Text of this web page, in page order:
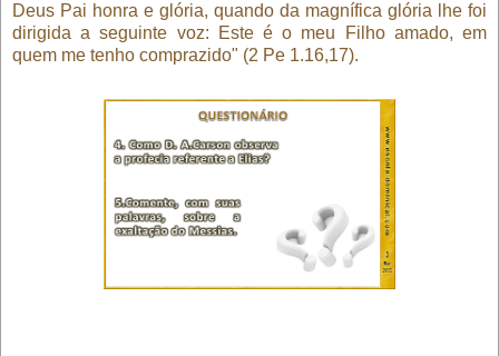
Deus Pai honra e glória, quando da magnífica glória lhe foi
dirigida a seguinte voz: Este é o meu Filho amado, em
quem me tenho comprazido" (2 Pe 1.16,17).